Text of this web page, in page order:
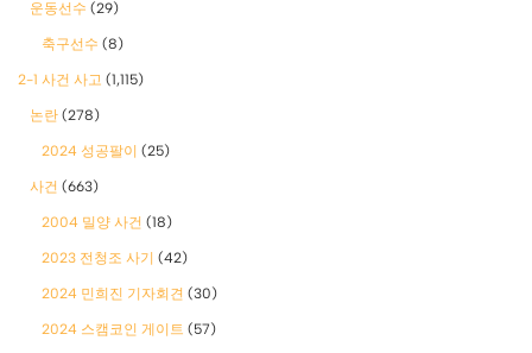
운동선수 (29)
축구선수 (8)
2-1 사건 사고 (1,115)
논란 (278)
2024 성공팔이 (25)
사건 (663)
2004 밀양 사건 (18)
2023 전청조 사기 (42)
2024 민희진 기자회견 (30)
2024 스캠코인 게이트 (57)